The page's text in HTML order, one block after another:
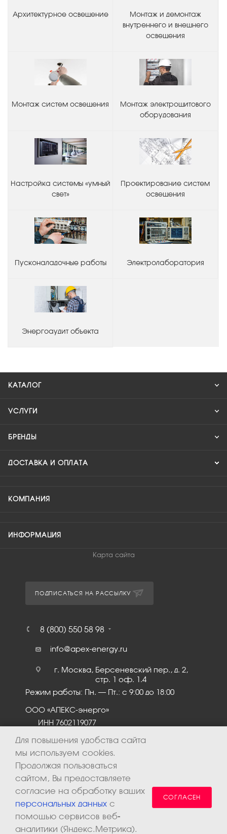
Архитектурное освещение
Монтаж и демонтаж
внутреннего и внешнего
освещения
Монтаж систем освещения
Монтаж электрощитового
оборудования
Настройка системы «умный
свет»
Проектирование систем
освещения
Пусконаладочные работы Электролаборатория
Энергоаудит объекта
КАТАЛОГ
УСЛУГИ
БРЕНДЫ
ДОСТАВКА И ОПЛАТА
КОМПАНИЯ
ИНФОРМАЦИЯ
Карта сайта
ПОДПИСАТЬСЯ НА РАССЫЛКУ
8 (800) 550 58 98
info@apex-energy.ru
г. Москва, Берсеневский пер., д. 2,
стр. 1 оф. 1.4
Режим работы: Пн. – Пт.: с 9:00 до 18:00
ООО «АПЕКС-энерго»
ИНН 7602119077
Для повышения удобства сайта
мы используем cookies.
Продолжая пользоваться
сайтом, Вы предоставляете
согласие на обработку ваших
персональных данных с
помощью сервисов веб-
аналитики (Яндекс.Метрика).
СОГЛАСЕН